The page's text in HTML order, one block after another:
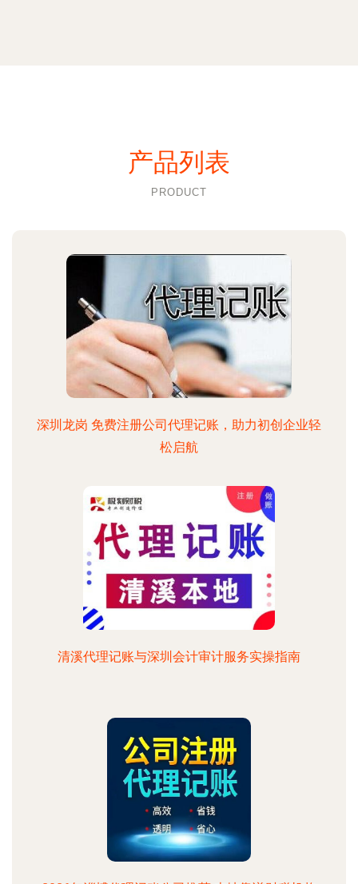
产品列表
PRODUCT
深圳龙岗 免费注册公司代理记账，助力初创企业轻
松启航
清溪代理记账与深圳会计审计服务实操指南